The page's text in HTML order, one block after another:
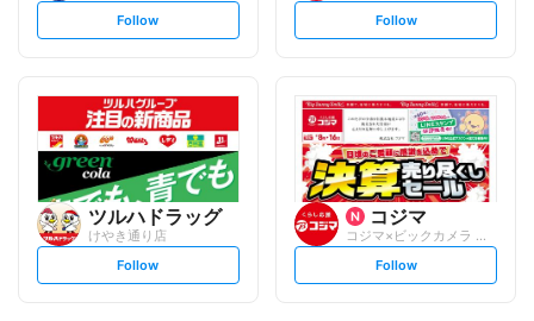
s
t
l
o
w
Follow
s
t
l
o
w
Follow
ツルハドラッグ
けやき通り店
s
t
Follow
コジマ
コジマ×ビックカメラ マークイズ福岡もも...
s
t
Follow